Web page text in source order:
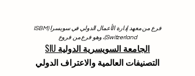
فرع من معهد إدارة الأعمال الدولي في سويسرا (ISBM
Switzerland)، وهو فرع من فروع
الجامعة السويسرية الدولية SIU
التصنيفات العالمية والاعتراف الدولي